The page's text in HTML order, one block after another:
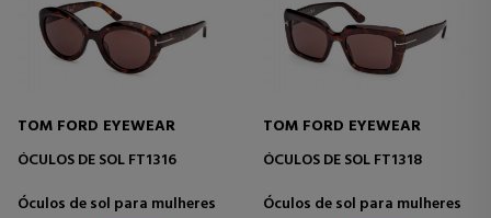
TOM FORD EYEWEAR
ÓCULOS DE SOL FT1316
Óculos de sol para mulheres
TOM FORD EYEWEAR
ÓCULOS DE SOL FT1318
Óculos de sol para mulheres